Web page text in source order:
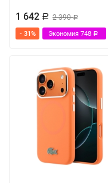
1 642 Р 2 390Р
- 31% Экономия 748 Р